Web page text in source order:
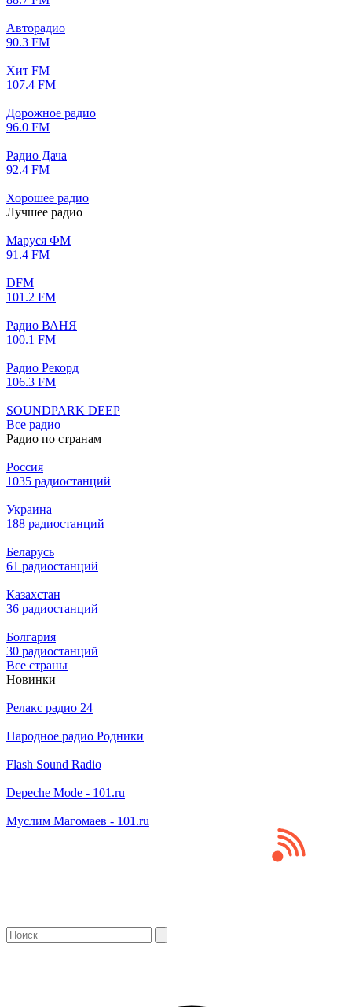
Авторадио
90.3 FM
Хит FM
107.4 FM
Дорожное радио
96.0 FM
Радио Дача
92.4 FM
Хорошее радио
Лучшее радио
Маруся ФМ
91.4 FM
DFM
101.2 FM
Радио ВАНЯ
100.1 FM
Радио Рекорд
106.3 FM
SOUNDPARK DEEP
Все радио
Радио по странам
Россия
1035 радиостанций
Украина
188 радиостанций
Беларусь
61 радиостанций
Казахстан
36 радиостанций
Болгария
30 радиостанций
Все страны
Новинки
Релакс радио 24
Народное радио Родники
Flash Sound Radio
Depeche Mode - 101.ru
Муслим Магомаев - 101.ru